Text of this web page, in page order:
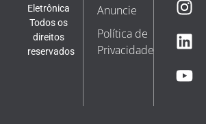
Eletrônica
Todos os
direitos
reservados
Anuncie
Política de
Privacidade